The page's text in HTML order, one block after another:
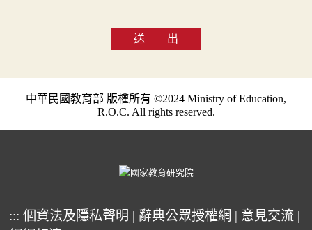
送 出
中華民國教育部 版權所有 ©2024 Ministry of Education,
R.O.C. All rights reserved.
::: 個資法及隱私聲明 | 辭典公眾授權網 | 意見交流 |